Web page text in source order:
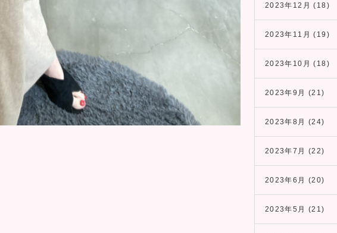
2023年12月 (18)
2023年11月 (19)
2023年10月 (18)
2023年9月 (21)
2023年8月 (24)
2023年7月 (22)
2023年6月 (20)
2023年5月 (21)